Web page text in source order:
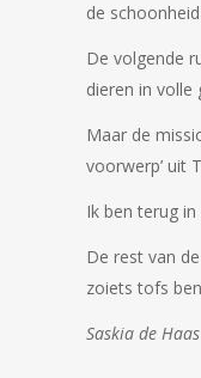
de
De volgende
dieren in volle
Maar de
voorwerp’ uit
Ik ben terug
De rest van
zoiets tofs
Saskia de Haas